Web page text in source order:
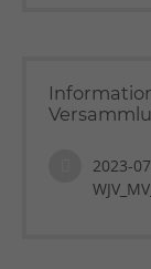
2023-